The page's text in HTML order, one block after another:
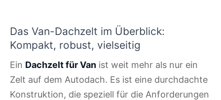
Das Van-Dachzelt im Überblick:
Kompakt, robust, vielseitig
Ein Dachzelt für Van ist weit mehr als nur ein
Zelt auf dem Autodach. Es ist eine durchdachte
Konstruktion, die speziell für die Anforderungen